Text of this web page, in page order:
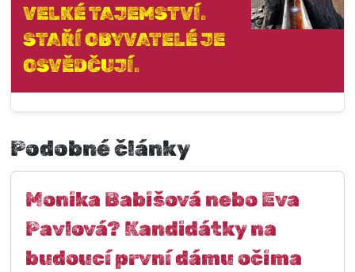
VELKÉ TAJEMSTVÍ.
STAŘÍ OBYVATELÉ JE
OSVĚDČUJÍ.
Podobné články
Monika Babišová nebo Eva
Pavlová? Kandidátky na
budoucí první dámu očima